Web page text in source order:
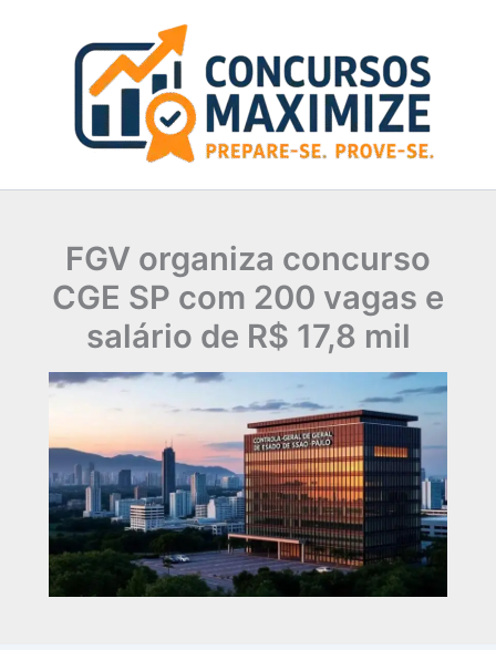
FGV organiza concurso
CGE SP com 200 vagas e
salário de R$ 17,8 mil